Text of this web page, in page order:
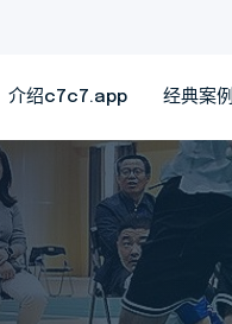
介绍c7c7.app 经典案例